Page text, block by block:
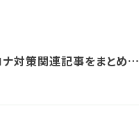
対策関連記事をまとめま